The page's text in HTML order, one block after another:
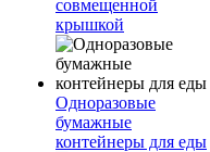
совмещенной
крышкой
Одноразовые
бумажные
контейнеры для еды